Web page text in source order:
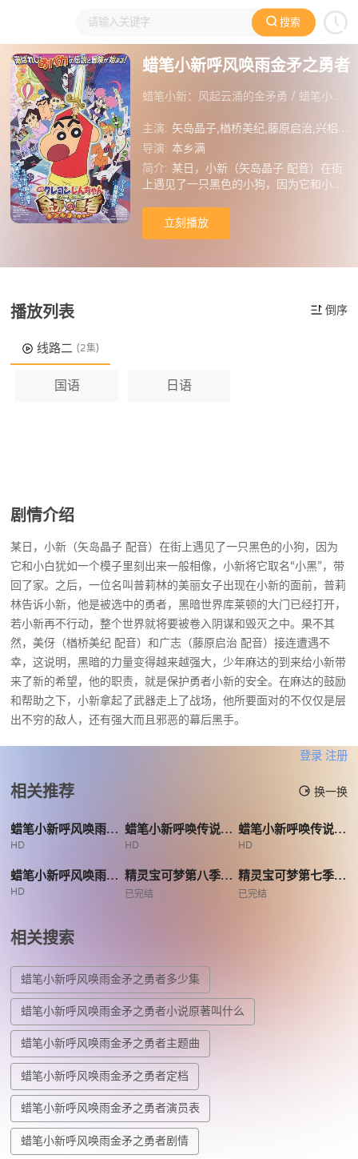
搜索
大家在看 日本动漫 国产动漫 欧美动漫 动漫电影
蜡笔小新呼风唤雨金矛之勇者
蜡笔小新：风起云涌的金矛勇 / 蜡笔小新剧场版16 / Kureyon Shin-chan: Chô arashi wo yobu kinpoko no yûsha
主演: 矢岛晶子,楢桥美纪,藤原启治,兴梠里美,真柴摩利,堀江由衣,林玉绪,一龙斋贞友,佐藤智惠,纳谷六朗,高田由美,富泽美智惠,宫本充,佐久间玲,本田贵子,玄田哲章,小樱悦子,饭塚昭三,茶风林,乡里大辅,大西健晴,间宫胡桃,金田朋子,银河万丈,屋良有作
导演: 本乡满
简介: 某日，小新（矢岛晶子 配音）在街
上遇见了一只黑色的小狗，因为它和小白
它取名“小黑”，带回了家。之后，一位名
叫普莉林的美丽女子出现在小新的面前，
暗世界库莱顿的大门已经打开，若小新再
音）和广志（藤原启治 配音）接连遭遇不
全。在麻达的鼓励和帮助之下，小新拿起
了武器走上了战场，他所要面对的不仅仅
立刻播放
播放列表 倒序
线路二 (2集)
国语 日语
剧情介绍
某日，小新（矢岛晶子 配音）在街上遇见了一只黑色的小狗，因为
它和小白犹如一个模子里刻出来一般相像，小新将它取名“小黑”，带
回了家。之后，一位名叫普莉林的美丽女子出现在小新的面前，普莉
林告诉小新，他是被选中的勇者，黑暗世界库莱顿的大门已经打开，
若小新再不行动，整个世界就将要被卷入阴谋和毁灭之中。果不其
然，美伢（楢桥美纪 配音）和广志（藤原启治 配音）接连遭遇不
幸，这说明，黑暗的力量变得越来越强大，少年麻达的到来给小新带
来了新的希望，他的职责，就是保护勇者小新的安全。在麻达的鼓励
和帮助之下，小新拿起了武器走上了战场，他所要面对的不仅仅是层
出不穷的敌人，还有强大而且邪恶的幕后黑手。
登录 注册
相关推荐 换一换
蜡笔小新呼风唤雨会唱歌的屁股炸弹
HD
蜡笔小新呼唤传说跳吧朋友
HD
蜡笔小新呼唤传说三分钟嘎巴大进攻
HD
蜡笔小新呼风唤雨夕阳下的春日部男孩
HD
精灵宝可梦第八季XY&amp;Z
已完结
精灵宝可梦第七季XY2
已完结
相关搜索
蜡笔小新呼风唤雨金矛之勇者多少集
蜡笔小新呼风唤雨金矛之勇者小说原著叫什么
蜡笔小新呼风唤雨金矛之勇者主题曲
蜡笔小新呼风唤雨金矛之勇者定档
蜡笔小新呼风唤雨金矛之勇者演员表
蜡笔小新呼风唤雨金矛之勇者剧情